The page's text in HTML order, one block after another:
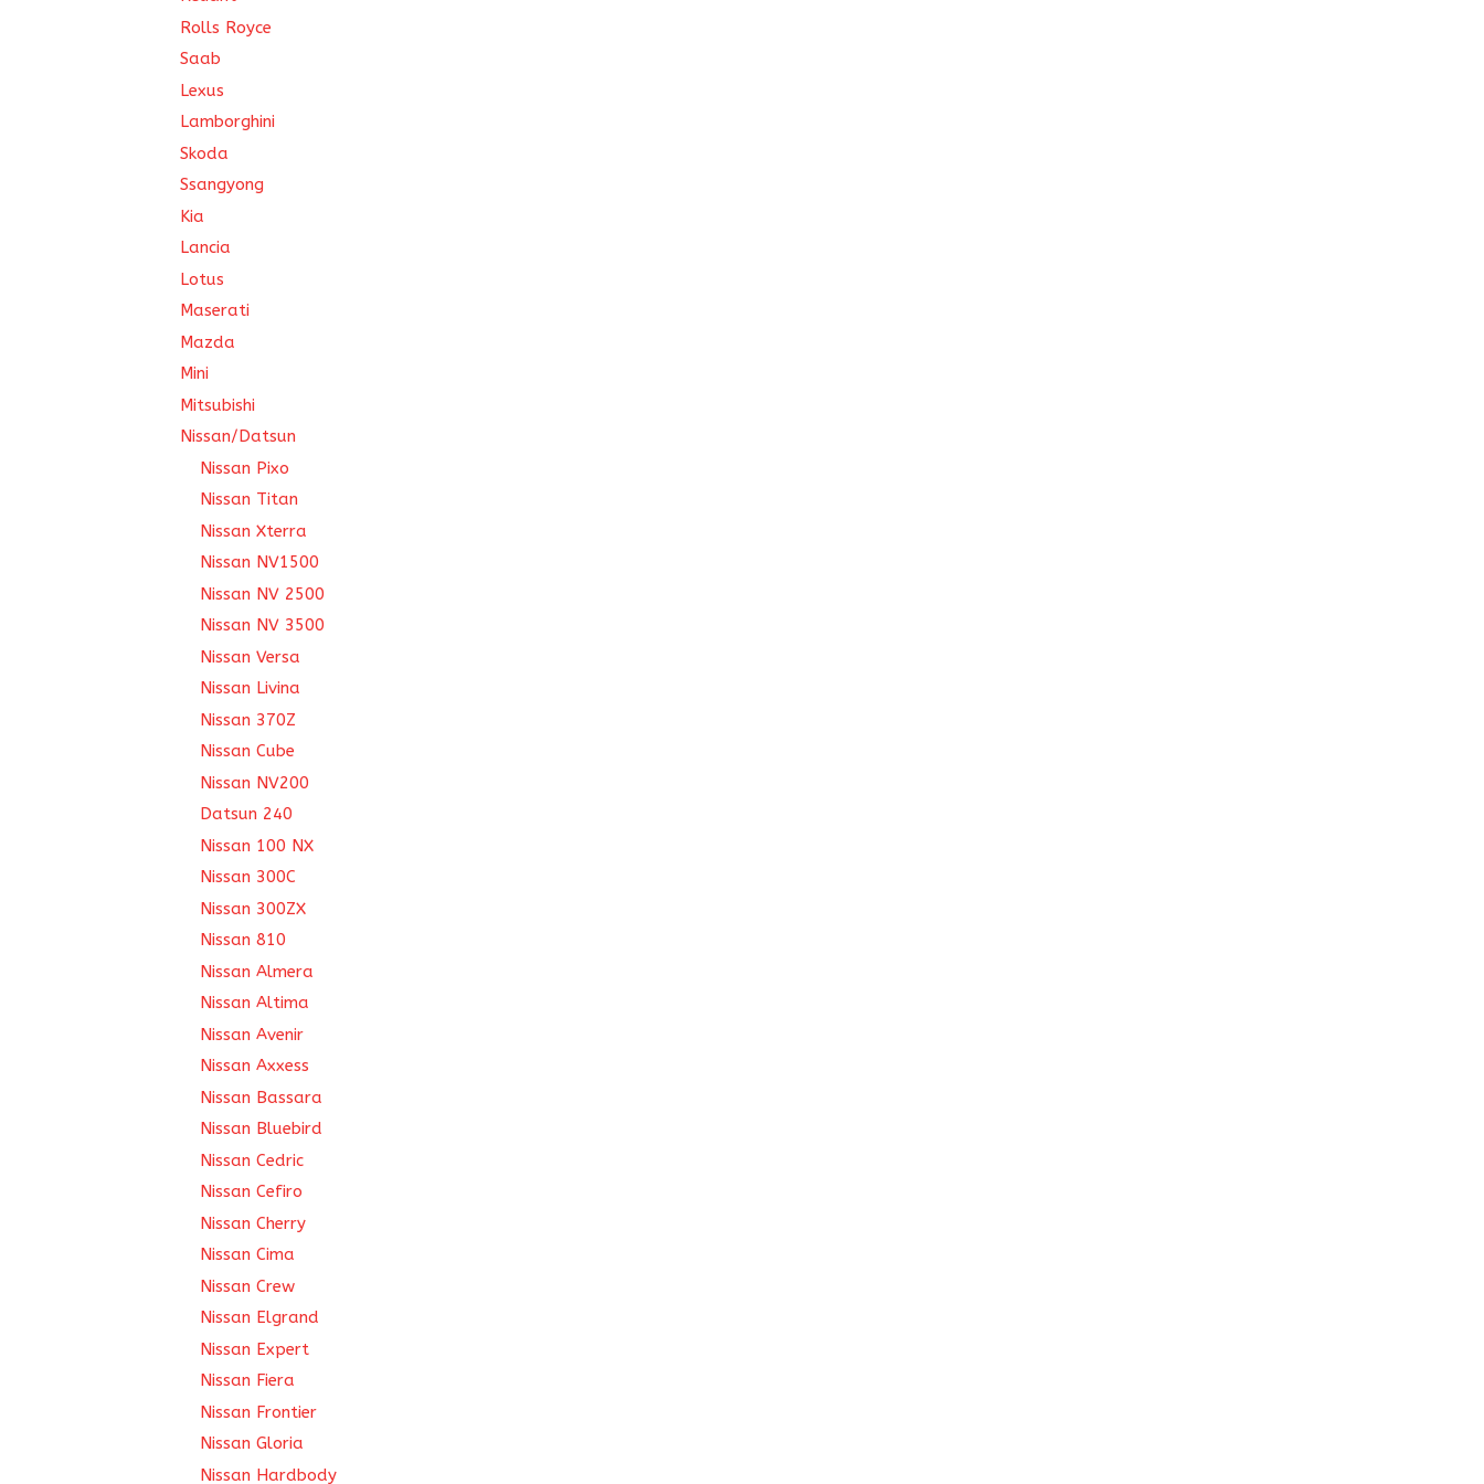
Rolls Royce
Saab
Lexus
Lamborghini
Skoda
Ssangyong
Kia
Lancia
Lotus
Maserati
Mazda
Mini
Mitsubishi
Nissan/Datsun
Nissan Pixo
Nissan Titan
Nissan Xterra
Nissan NV1500
Nissan NV 2500
Nissan NV 3500
Nissan Versa
Nissan Livina
Nissan 370Z
Nissan Cube
Nissan NV200
Datsun 240
Nissan 100 NX
Nissan 300C
Nissan 300ZX
Nissan 810
Nissan Almera
Nissan Altima
Nissan Avenir
Nissan Axxess
Nissan Bassara
Nissan Bluebird
Nissan Cedric
Nissan Cefiro
Nissan Cherry
Nissan Cima
Nissan Crew
Nissan Elgrand
Nissan Expert
Nissan Fiera
Nissan Frontier
Nissan Gloria
Nissan Hardbody